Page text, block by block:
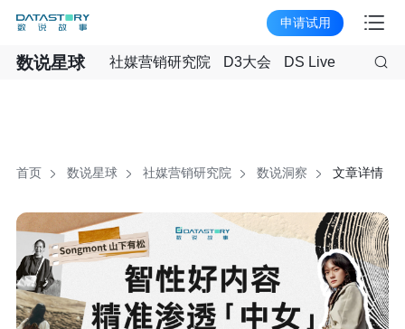
申请试用
数说星球 社媒营销研究院 D3大会 DS Live
首页 数说星球 社媒营销研究院 数说洞察 文章详情